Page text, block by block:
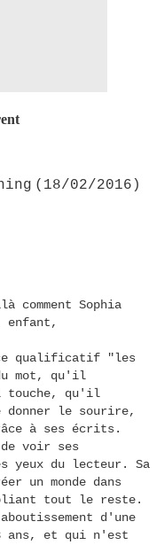
(18/02/2016)
comment Sophia
enfant,
ce qualificatif "les
mot, qu'il
touche, qu'il
donner le sourire,
à ses écrits.
voir ses
yeux du lecteur. Sa
un monde dans
tout le reste.
d'une
ans, et qui n'est